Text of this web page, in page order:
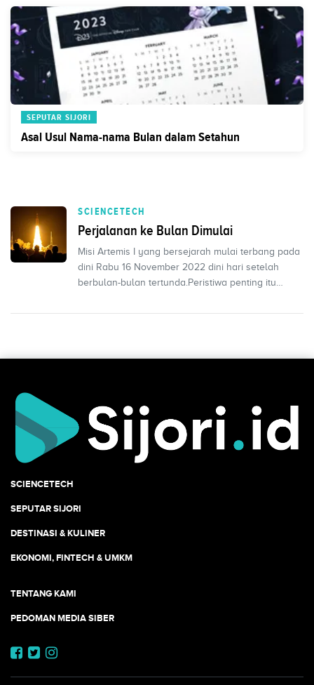
SEPUTAR SIJORI
Asal Usul Nama-nama Bulan dalam Setahun
SCIENCETECH
Perjalanan ke Bulan Dimulai
Misi Artemis I yang bersejarah mulai terbang pada
dini Rabu 16 November 2022 dini hari setelah
berbulan-bulan tertunda.Peristiwa penting itu
SCIENCETECH
SEPUTAR SIJORI
DESTINASI & KULINER
EKONOMI, FINTECH & UMKM
TENTANG KAMI
PEDOMAN MEDIA SIBER